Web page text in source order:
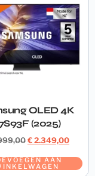
OLED 4K
(2025)
€2.349,00
AAN